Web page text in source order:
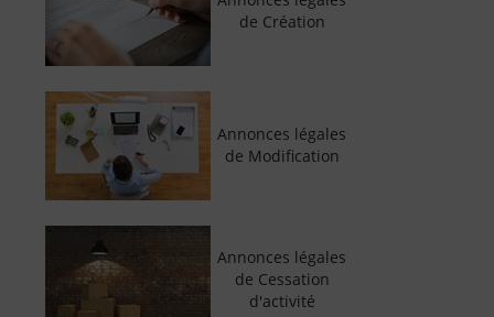
de Création
Annonces légales
de Modification
Annonces légales
de Cessation
d'activité